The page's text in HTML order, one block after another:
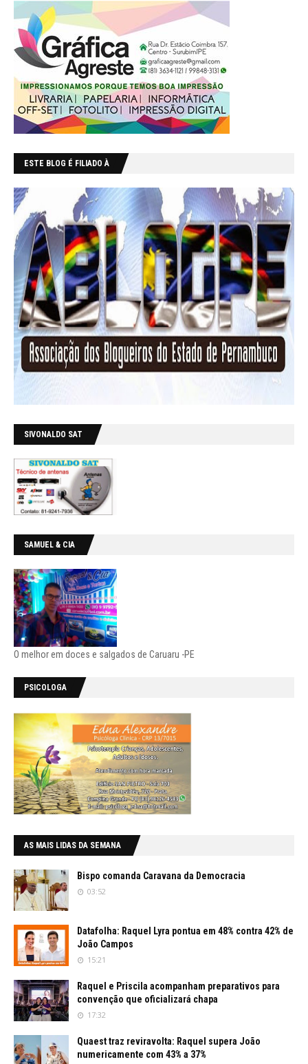
ESTE BLOG É FILIADO À
SIVONALDO SAT
SAMUEL & CIA
O melhor em doces e salgados de Caruaru -PE
PSICOLOGA
AS MAIS LIDAS DA SEMANA
Bispo comanda Caravana da Democracia
03:52
Datafolha: Raquel Lyra pontua em 48% contra 42% de
João Campos
15:21
Raquel e Priscila acompanham preparativos para
convenção que oficializará chapa
17:32
Quaest traz reviravolta: Raquel supera João
numericamente com 43% a 37%